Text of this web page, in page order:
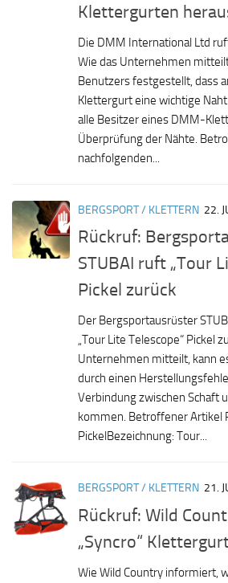
Klettergurten
Die DMM International Ltd
Wie das Unternehmen
Benutzers festgestellt, dass
Klettergurt eine wichtige
alle Besitzer eines DMM-
Überprüfung der Nähte.
nachfolgenden...
BERGSPORT / KLETTERN 22.
Rückruf:
STUBAI ruft „Tour
Pickel zurück
Der Bergsportausrüster
„Tour Lite Telescope“ Pickel
Unternehmen mitteilt, kann
durch einen
Verbindung zwischen Schaft
kommen. Betroffener Artikel
PickelBezeichnung: Tour...
BERGSPORT / KLETTERN 21.
Rückruf: Wild
„Syncro“
Wie Wild Country informiert,